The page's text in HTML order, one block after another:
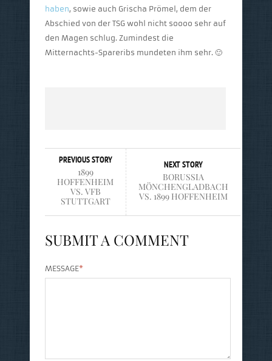
haben, sowie auch Grischa Prömel, dem der
Abschied von der TSG wohl nicht soooo sehr auf
den Magen schlug. Zumindest die
Mitternachts-Spareribs mundeten ihm sehr. 🙂
PREVIOUS STORY
1899
HOFFENHEIM
VS. VFB
STUTTGART
NEXT STORY
BORUSSIA
MÖNCHENGLADBACH
VS. 1899 HOFFENHEIM
SUBMIT A COMMENT
MESSAGE*